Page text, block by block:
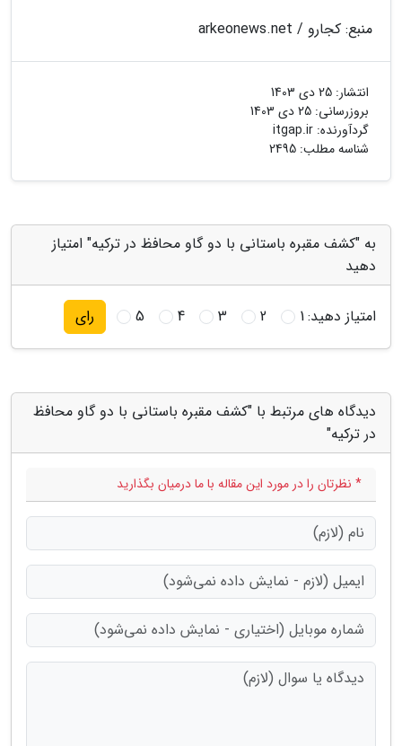
منبع: کجارو / arkeonews.net
انتشار: 25 دی 1403
بروزرسانی: 25 دی 1403
گردآورنده: itgap.ir
شناسه مطلب: 2495
به "کشف مقبره باستانی با دو گاو محافظ در ترکیه" امتیاز
دهید
امتیاز دهید:1
2
3
4
5 رای
دیدگاه های مرتبط با "کشف مقبره باستانی با دو گاو محافظ
در ترکیه"
* نظرتان را در مورد این مقاله با ما درمیان بگذارید